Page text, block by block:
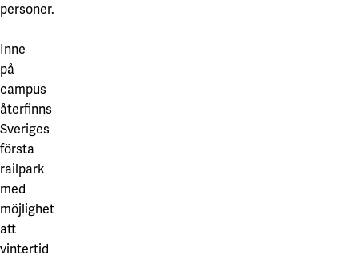
personer.
Inne
på
campus
återfinns
Sveriges
första
railpark
med
möjlighet
att
vintertid